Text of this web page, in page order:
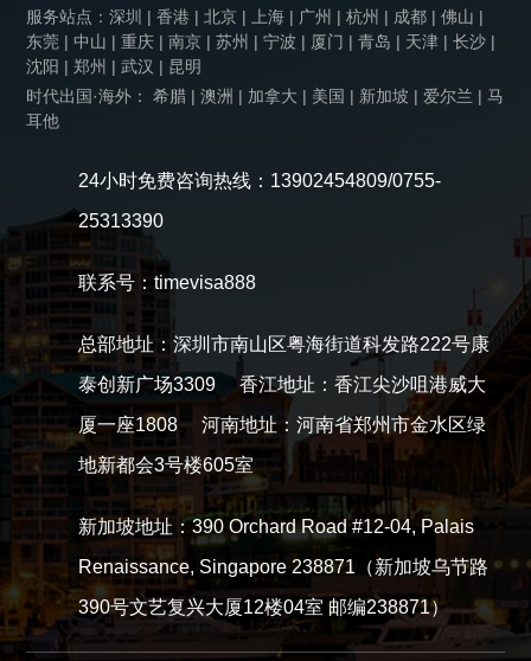
服务站点：深圳 |香港 |北京 | 上海 | 广州 |杭州 | 成都 |佛山 |
东莞 |中山 |重庆 |南京 |苏州 |宁波 | 厦门 |青岛 | 天津 |长沙 |
沈阳 |郑州 |武汉 | 昆明
时代出国·海外： 希腊 | 澳洲 | 加拿大 | 美国 | 新加坡 | 爱尔兰 | 马
耳他
24小时免费咨询热线：13902454809/0755-
25313390
联系号：timevisa888
总部地址：深圳市南山区粤海街道科发路222号康
泰创新广场3309 香江地址：香江尖沙咀港威大
厦一座1808 河南地址：河南省郑州市金水区绿
地新都会3号楼605室
新加坡地址：390 Orchard Road #12-04, Palais
Renaissance, Singapore 238871（新加坡乌节路
390号文艺复兴大厦12楼04室 邮编238871）